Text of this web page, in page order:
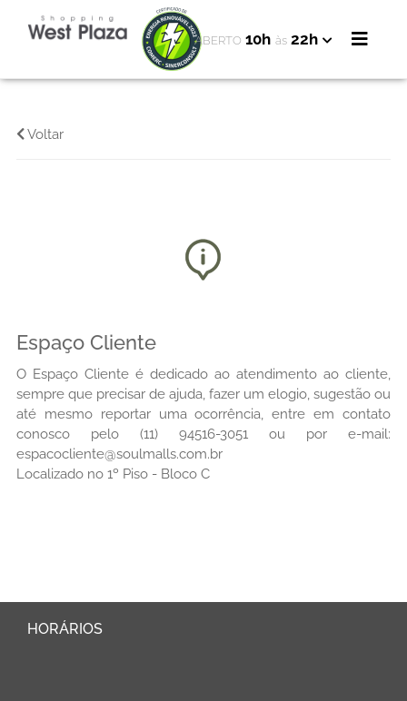
ABERTO 10h às 22h
Voltar
Espaço Cliente
O Espaço Cliente é dedicado ao atendimento ao cliente,
sempre que precisar de ajuda, fazer um elogio, sugestão ou
até mesmo reportar uma ocorrência, entre em contato
conosco pelo (11) 94516-3051 ou por e-mail:
espacocliente@soulmalls.com.br
Localizado no 1º Piso - Bloco C
HORÁRIOS